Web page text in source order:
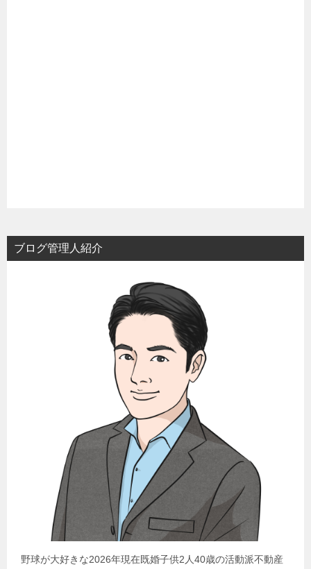
ブログ管理人紹介
野球が大好きな2026年現在既婚子供2人40歳の活動派不動産